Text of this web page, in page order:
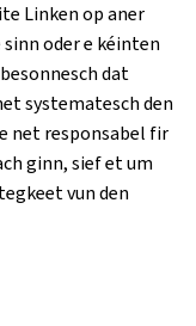
Linken op aner
oder e kéinten
dat
systematesch den
net responsabel fir
ginn, sief et um
vun den